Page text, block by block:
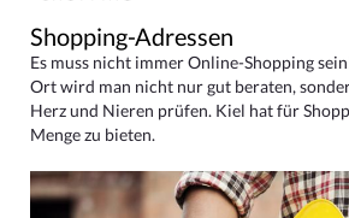
Shopping-Adressen
Es muss nicht immer Online-Shopping
Ort wird man nicht nur gut beraten,
Herz und Nieren prüfen. Kiel hat für
Menge zu bieten.